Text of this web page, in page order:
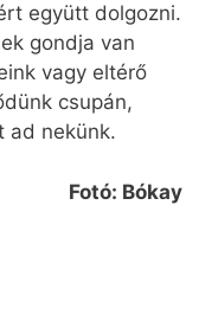
együtt dolgozni.
gondja van
vagy eltérő
csupán,
ad nekünk.
Fotó: Bókay